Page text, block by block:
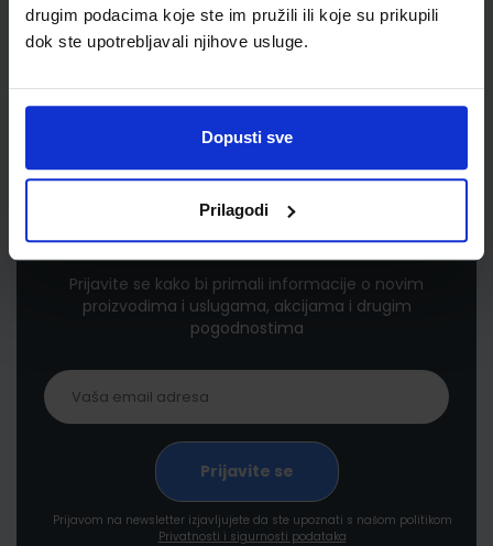
drugim podacima koje ste im pružili ili koje su prikupili
dok ste upotrebljavali njihove usluge.
Dopusti sve
Prilagodi
Newsletter prijava
Prijavite se kako bi primali informacije o novim
proizvodima i uslugama, akcijama i drugim
pogodnostima
Prijavom na newsletter izjavljujete da ste upoznati s našom politikom
Privatnosti i sigurnosti podataka